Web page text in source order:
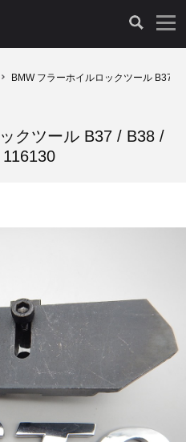
（368）
BMW フラーホイルロックツール B37 /
クツール B37 / B38 /